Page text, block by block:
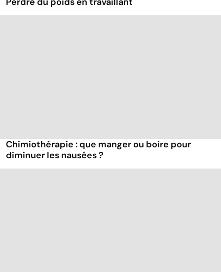
Chimiothérapie : que manger ou boire pour
diminuer les nausées ?